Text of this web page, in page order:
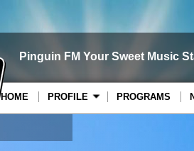
Pinguin FM Your Sweet Music
PROGRAMS
PROFILE
HOME